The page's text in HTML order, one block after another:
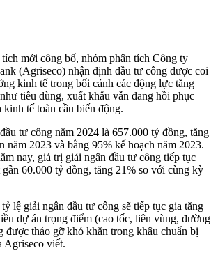
mới công bố, nhóm phân tích Công ty
(Agriseco) nhận định đầu tư công được coi
kinh tế trong bối cảnh các động lực tăng
tiêu dùng, xuất khẩu vẫn đang hồi phục
tế toàn cầu biến động.
tư công năm 2024 là 657.000 tỷ đồng, tăng
năm 2023 và bằng 95% kế hoạch năm 2023.
nay, giá trị giải ngân đầu tư công tiếp tục
60.000 tỷ đồng, tăng 21% so với cùng kỳ
lệ giải ngân đầu tư công sẽ tiếp tục gia tăng
dự án trọng điểm (cao tốc, liên vùng, đường
được tháo gỡ khó khăn trong khâu chuẩn bị
Agriseco viết.